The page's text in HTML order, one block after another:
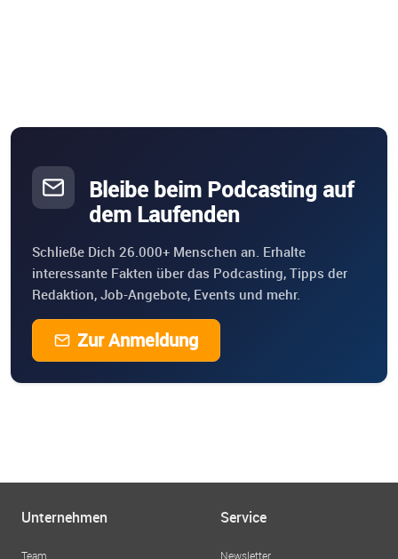
Bleibe beim Podcasting auf
dem Laufenden
Schließe Dich 26.000+ Menschen an. Erhalte
interessante Fakten über das Podcasting, Tipps der
Redaktion, Job-Angebote, Events und mehr.
Zur Anmeldung
Unternehmen
Team
Service
Newsletter